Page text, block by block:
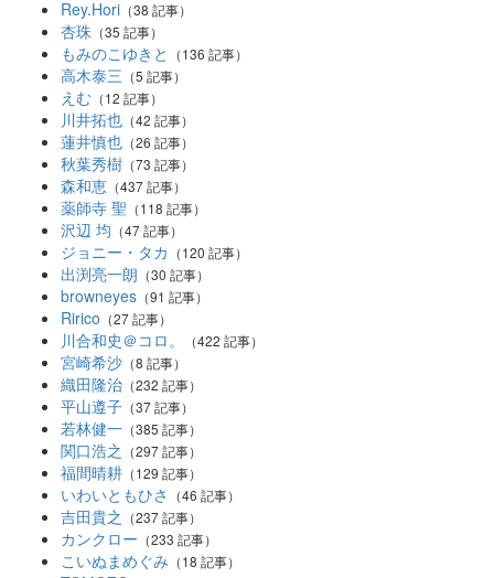
Rey.Hori （38 記事）
杏珠 （35 記事）
もみのこゆきと （136 記事）
高木泰三 （5 記事）
えむ （12 記事）
川井拓也 （42 記事）
蓮井慎也 （26 記事）
秋葉秀樹 （73 記事）
森和恵 （437 記事）
薬師寺 聖 （118 記事）
沢辺 均 （47 記事）
ジョニー・タカ （120 記事）
出渕亮一朗 （30 記事）
browneyes （91 記事）
Ririco （27 記事）
川合和史＠コロ。 （422 記事）
宮崎希沙 （8 記事）
織田隆治 （232 記事）
平山遵子 （37 記事）
若林健一 （385 記事）
関口浩之 （297 記事）
福間晴耕 （129 記事）
いわいともひさ （46 記事）
吉田貴之 （237 記事）
カンクロー （233 記事）
こいぬまめぐみ （18 記事）